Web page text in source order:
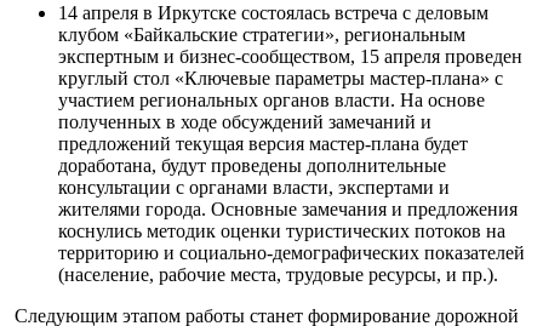
14 апреля в Иркутске состоялась встреча с деловым
клубом «Байкальские стратегии», региональным
экспертным и бизнес-сообществом, 15 апреля проведен
круглый стол «Ключевые параметры мастер-плана» с
участием региональных органов власти. На основе
полученных в ходе обсуждений замечаний и
предложений текущая версия мастер-плана будет
доработана, будут проведены дополнительные
консультации с органами власти, экспертами и
жителями города. Основные замечания и предложения
коснулись методик оценки туристических потоков на
территорию и социально-демографических показателей
(население, рабочие места, трудовые ресурсы, и пр.).
Следующим этапом работы станет формирование дорожной